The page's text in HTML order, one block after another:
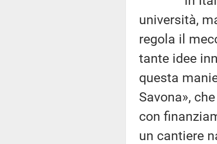
università,
regola il
tante idee
questa
Savona»,
con
un cantiere